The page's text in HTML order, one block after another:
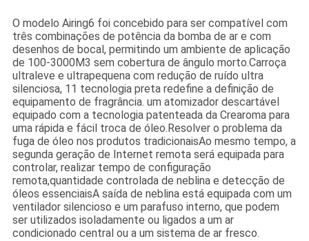
O modelo Airing6 foi concebido para ser compatível com
três combinações de potência da bomba de ar e com
desenhos de bocal, permitindo um ambiente de aplicação
de 100-3000M3 sem cobertura de ângulo morto.Carroça
ultraleve e ultrapequena com redução de ruído ultra
silenciosa, 11 tecnologia preta redefine a definição de
equipamento de fragrância. um atomizador descartável
equipado com a tecnologia patenteada da Crearoma para
uma rápida e fácil troca de óleo.Resolver o problema da
fuga de óleo nos produtos tradicionaisAo mesmo tempo, a
segunda geração de Internet remota será equipada para
controlar, realizar tempo de configuração
remota,quantidade controlada de neblina e detecção de
óleos essenciaisA saída de neblina está equipada com um
ventilador silencioso e um parafuso interno, que podem
ser utilizados isoladamente ou ligados a um ar
condicionado central ou a um sistema de ar fresco.